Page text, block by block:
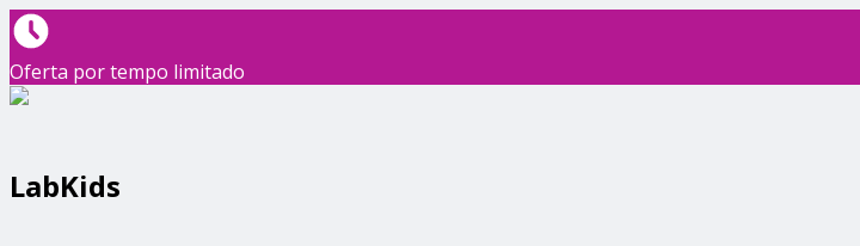
Oferta por tempo limitado
LabKids